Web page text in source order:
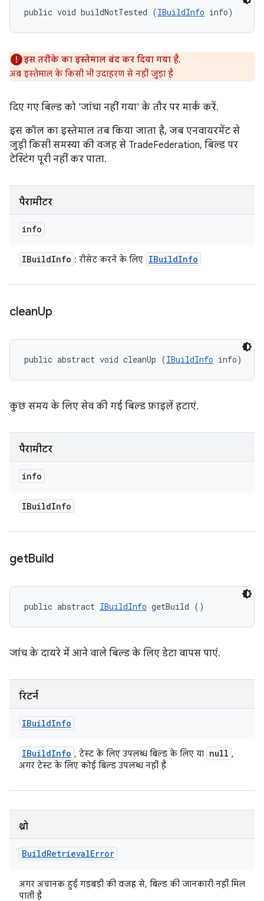
public void buildNotTested (IBuildInfo info)
इस तरीके का इस्तेमाल बंद कर दिया गया है.
अब इस्तेमाल के किसी भी उदाहरण से नहीं जुड़ा है
दिए गए बिल्ड को 'जांचा नहीं गया' के तौर पर मार्क करें.
इस कॉल का इस्तेमाल तब किया जाता है, जब एनवायरमेंट से
जुड़ी किसी समस्या की वजह से TradeFederation, बिल्ड पर
टेस्टिंग पूरी नहीं कर पाता.
पैरामीटर
info
IBuildInfo : रीसेट करने के लिए IBuildInfo
cleanUp
public abstract void cleanUp (IBuildInfo info)
कुछ समय के लिए सेव की गई बिल्ड फ़ाइलें हटाएं.
पैरामीटर
info
IBuildInfo
getBuild
public abstract IBuildInfo getBuild ()
जांच के दायरे में आने वाले बिल्ड के लिए डेटा वापस पाएं.
रिटर्न
IBuildInfo
IBuildInfo , टेस्ट के लिए उपलब्ध बिल्ड के लिए या null ,
अगर टेस्ट के लिए कोई बिल्ड उपलब्ध नहीं है
थ्रो
BuildRetrievalError
अगर अचानक हुई गड़बड़ी की वजह से, बिल्ड की जानकारी नहीं मिल
पाती है